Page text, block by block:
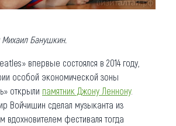
Банушкин.
впервые состоялся в 2014 году,
особой экономической зоны
открыли памятник Джону Леннону.
Войчишин сделал музыканта из
фестиваля тогда